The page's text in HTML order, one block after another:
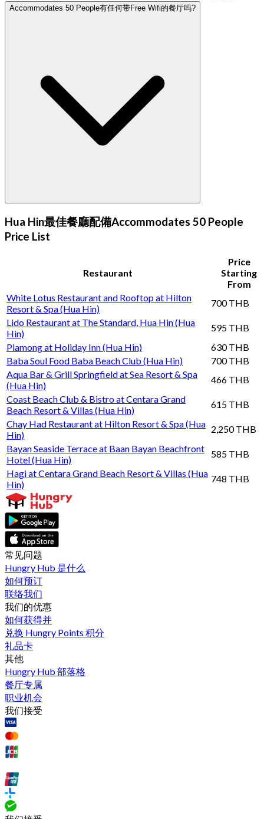
Accommodates 50 People有任何带Free Wifi的餐厅吗?
Hua Hin最佳餐廳配備Accommodates 50 People
Price List
Restaurant
Price
Starting
From
White Lotus Restaurant and Rooftop at Hilton
Resort & Spa (Hua Hin)
700 THB
Lido Restaurant at The Standard, Hua Hin (Hua
Hin)
595 THB
Plamong at Holiday Inn (Hua Hin)
630 THB
Baba Soul Food Baba Beach Club (Hua Hin)
700 THB
Aqua Bar & Grill Springfield at Sea Resort & Spa
(Hua Hin)
466 THB
Coast Beach Club & Bistro at Centara Grand
Beach Resort & Villas (Hua Hin)
615 THB
Chay Had Restaurant at Hilton Resort & Spa (Hua
Hin)
2,250 THB
Bayan Seaside Terrace at Baan Bayan Beachfront
Hotel (Hua Hin)
585 THB
Hagi at Centara Grand Beach Resort & Villas (Hua
Hin)
748 THB
常见问题
Hungry Hub 是什么
如何预订
联络我们
我们的优惠
如何获得并
兑换 Hungry Points 积分
礼品卡
其他
Hungry Hub 部落格
餐厅专属
职业机会
我们接受